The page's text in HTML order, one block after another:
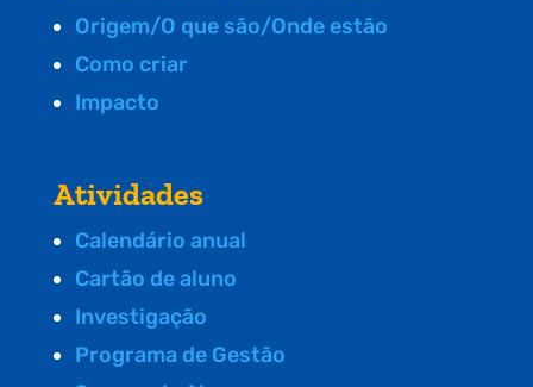
Origem/O que são/Onde estão
Como criar
Impacto
Atividades
Calendário anual
Cartão de aluno
Investigação
Programa de Gestão